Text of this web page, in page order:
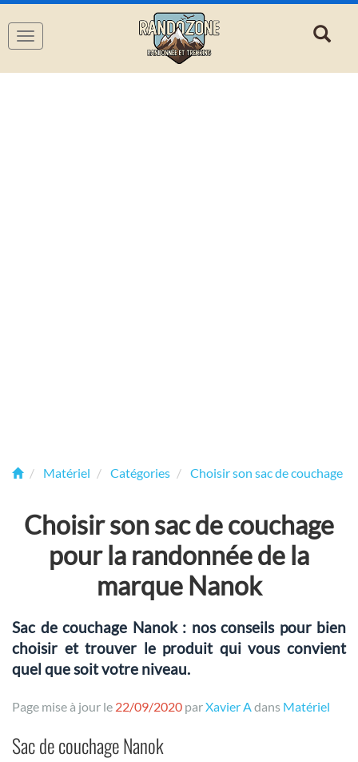
Navigation
Matériel Catégories Choisir son sac de couchage
Choisir son sac de couchage
pour la randonnée de la
marque Nanok
Sac de couchage Nanok : nos conseils pour bien
choisir et trouver le produit qui vous convient
quel que soit votre niveau.
Page mise à jour le 22/09/2020 parXavier Adans Matériel
Sac de couchage Nanok